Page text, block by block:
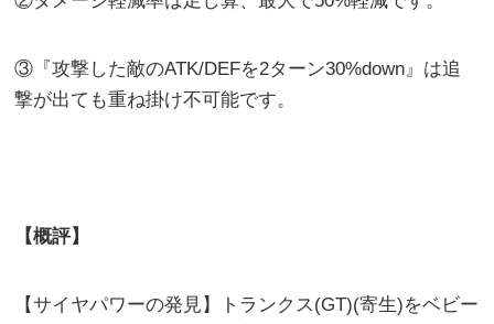
③『攻撃した敵のATK/DEFを2ターン30%down』は追
撃が出ても重ね掛け不可能です。
【概評】
【サイヤパワーの発見】トランクス(GT)(寄生)をベビー